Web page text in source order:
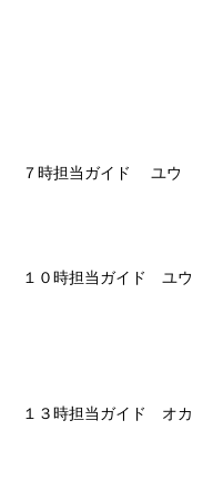
７時担当ガイド ユウ
１０時担当ガイド ユウ
１３時担当ガイド オカ